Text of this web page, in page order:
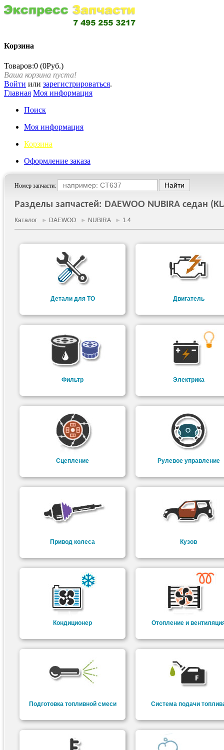
Корзина
Товаров:0 (0Руб.)
Ваша корзина пуста!
Войти или зарегистрироваться.
Главная Моя информация
Поиск
Моя информация
Корзина
Оформление заказа
Номер запчасти:
Разделы запчастей: DAEWOO NUBIRA седан
Каталог ► DAEWOO ► NUBIRA► 1.4
Детали для ТО Двигатель
Фильтр Электрика
Сцепление Рулевое управление
Привод колеса Кузов
Кондиционер Отопление и
Подготовка топливной смеси Система подачи